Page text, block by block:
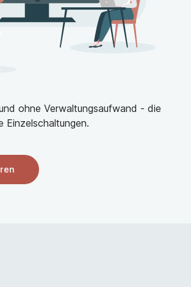
ohne Verwaltungsaufwand - die
Einzelschaltungen.